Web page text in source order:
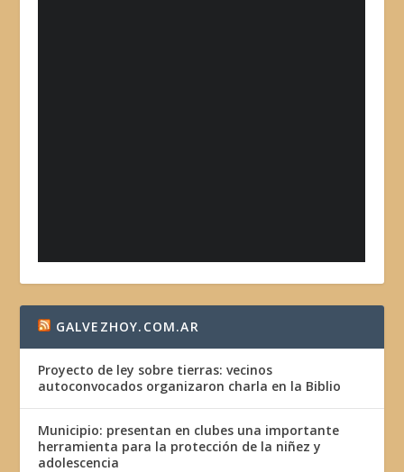
GALVEZHOY.COM.AR
Proyecto de ley sobre tierras: vecinos
autoconvocados organizaron charla en la Biblio
Municipio: presentan en clubes una importante
herramienta para la protección de la niñez y
adolescencia